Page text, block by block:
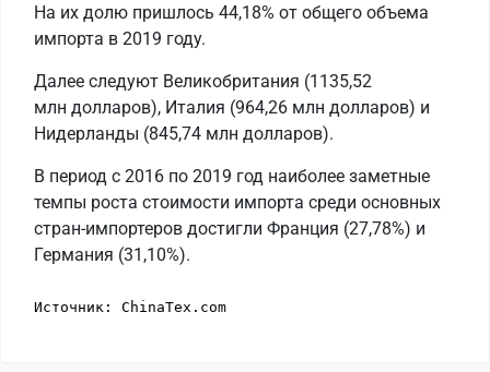
На их долю пришлось 44,18% от общего объема
импорта в 2019 году.
Далее следуют Великобритания (1135,52
млн долларов), Италия (964,26 млн долларов) и
Нидерланды (845,74 млн долларов).
В период с 2016 по 2019 год наиболее заметные
темпы роста стоимости импорта среди основных
стран-импортеров достигли Франция (27,78%) и
Германия (31,10%).
Источник: ChinaTex.com